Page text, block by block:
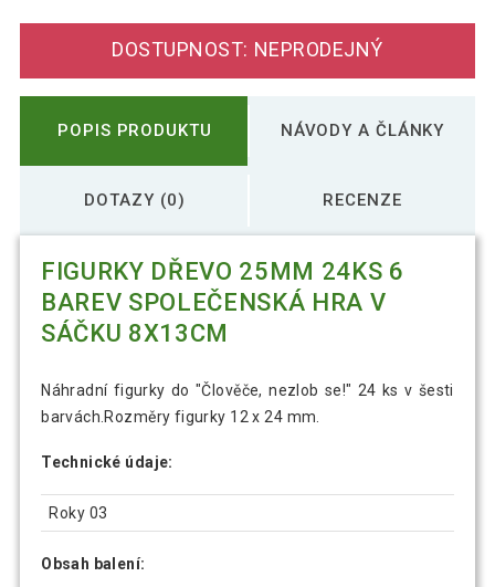
DOSTUPNOST: NEPRODEJNÝ
POPIS PRODUKTU NÁVODY A ČLÁNKY
DOTAZY (0) RECENZE
FIGURKY DŘEVO 25MM 24KS 6
BAREV SPOLEČENSKÁ HRA V
SÁČKU 8X13CM
Náhradní figurky do "Člověče, nezlob se!" 24 ks v šesti
barvách.Rozměry figurky 12 x 24 mm.
Technické údaje:
Roky 03
Obsah balení: